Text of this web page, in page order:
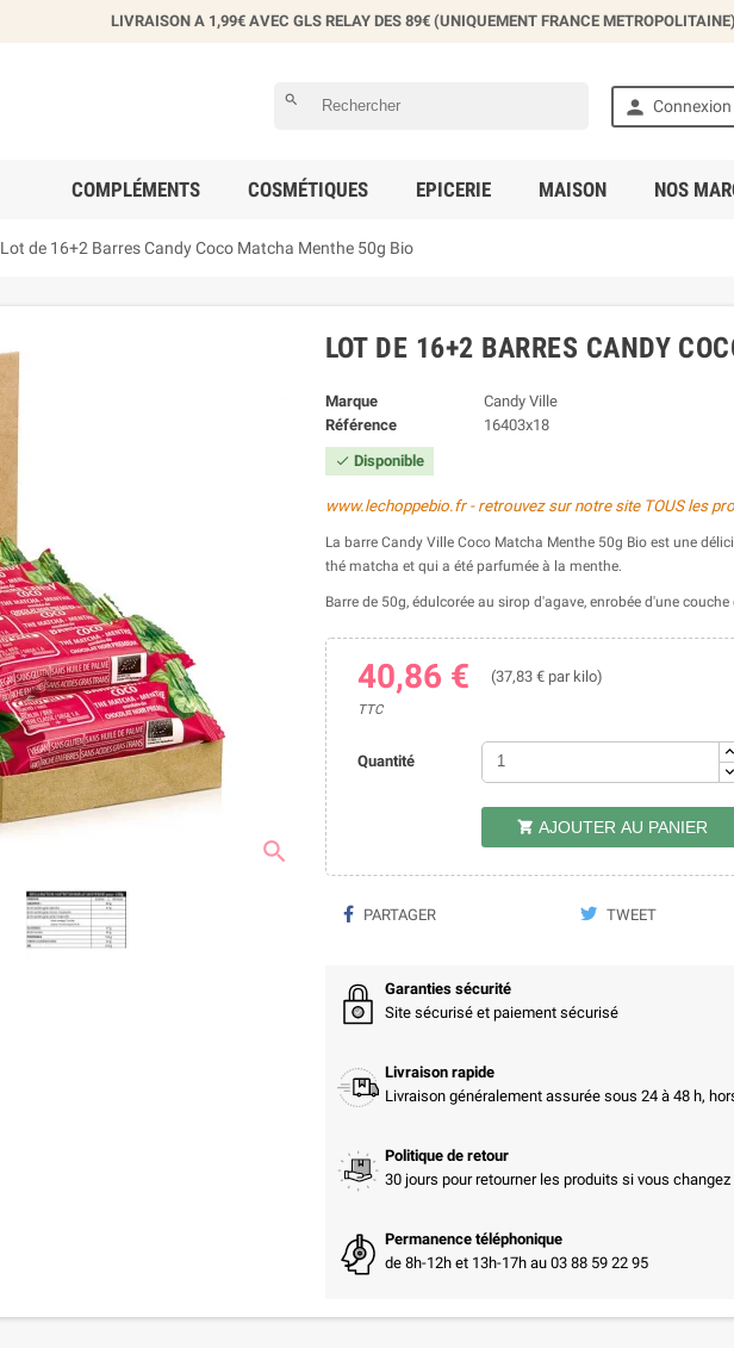
LIVRAISON A 1,99€ AVEC GLS RELAY DES 89€ (UNIQUEMENT FRANCE METROPOLITAINE)
search  Connexion
COMPLÉMENTS COSMÉTIQUES EPICERIE MAISON NOS
Lot de 16+2 Barres Candy Coco Matcha Menthe 50g Bio
search
LOT DE 16+2 BARRES CANDY
Marque
Candy Ville
Référence
16403x18
 Disponible
www.lechoppebio.fr - retrouvez sur notre site TOUS les
La barre Candy Ville Coco Matcha Menthe 50g Bio est une
thé matcha et qui a été parfumée à la menthe.
Barre de 50g, édulcorée au sirop d'agave, enrobée d'une
40,86 € (37,83 € par kilo)
TTC
Quantité
 AJOUTER AU PANIER
PARTAGER TWEET
Garanties sécurité
Site sécurisé et paiement sécurisé
Livraison rapide
Livraison généralement assurée sous 24 à 48 h,
Politique de retour
30 jours pour retourner les produits si vous changez
Permanence téléphonique
de 8h-12h et 13h-17h au 03 88 59 22 95
Annuler